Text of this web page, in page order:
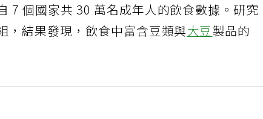
7 個國家共 30 萬名成年人的飲食數據。研究
，結果發現，飲食中富含豆類與大豆製品的